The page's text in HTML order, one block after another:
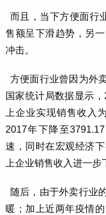
而且，当下方便面行
售额呈下滑趋势，另
冲击。
方便面行业曾因为外
国家统计局数据显示
上企业实现销售收入
2017年下降至
速，同时在宏观经济
上企业销售收入进一步
随后，由于外卖行业
暖；加上近两年疫情